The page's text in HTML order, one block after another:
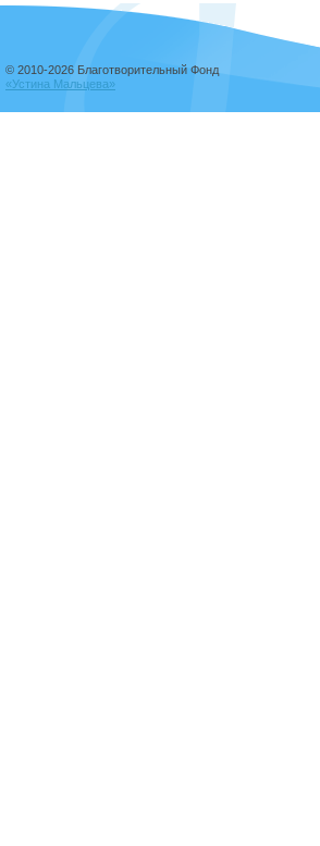
© 2010-2026 Благотворительный Фонд
«Устина Мальцева»